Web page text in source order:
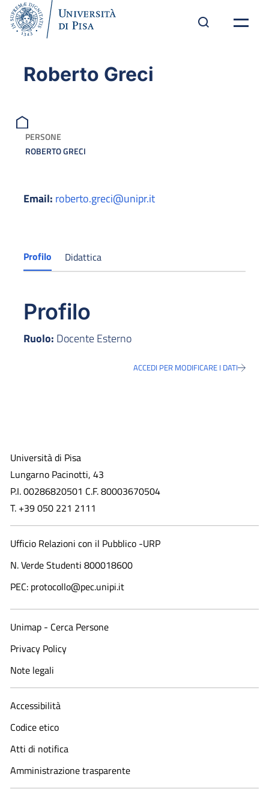
Roberto Greci
PERSONE
ROBERTO GRECI
Email: roberto.greci@unipr.it
Profilo Didattica
Profilo
Ruolo: Docente Esterno
ACCEDI PER MODIFICARE I DATI
Università di Pisa
Lungarno Pacinotti, 43
P.I. 00286820501 C.F. 80003670504
T. +39 050 221 2111
Ufficio Relazioni con il Pubblico -URP
N. Verde Studenti 800018600​
PEC: protocollo@pec.unipi.it
Unimap - Cerca Persone
Privacy Policy
Note legali
Accessibilità
Codice etico
Atti di notifica
Amministrazione trasparente